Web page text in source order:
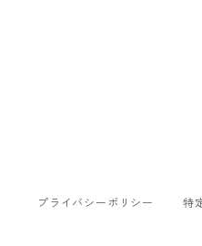
プライバシーポリシー 特